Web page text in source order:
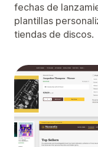
fechas de
plantillas
tiendas de discos.